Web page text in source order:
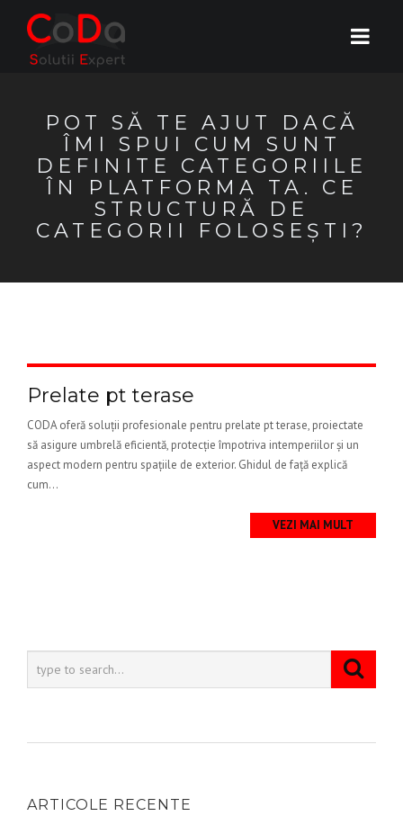
POT SĂ TE AJUT DACĂ
ÎMI SPUI CUM SUNT
DEFINITE CATEGORIILE
ÎN PLATFORMA TA. CE
STRUCTURĂ DE
CATEGORII FOLOSEȘTI?
Prelate pt terase
CODA oferă soluții profesionale pentru prelate pt terase, proiectate
să asigure umbrelă eficientă, protecție împotriva intemperiilor și un
aspect modern pentru spațiile de exterior. Ghidul de față explică
cum...
VEZI MAI MULT
ARTICOLE RECENTE